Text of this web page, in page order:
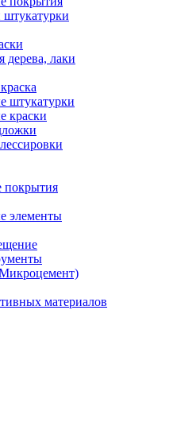
дерева, лаки
штукатурки
краски
покрытия
элементы
материалов